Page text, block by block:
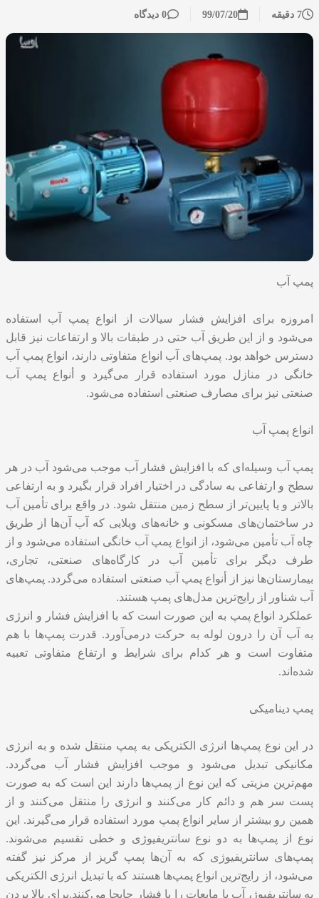
7 دقیقه 99/07/20 0 دیدگاه
پمپ آب
امروزه برای افزایش فشار سیالات از انواع پمپ آب استفاده
می‌شود و از این طریق آب حتی در طبقات بالا و ارتفاعات نیز قابل
دسترس خواهد بود. پمپ‌های آب انواع متفاوتی دارند، انواع پمپ آب
خانگی در منازل مورد استفاده قرار می‌گیرد و أنواع پمپ آب
صنعتی نیز برای مصارف صنعتی استفاده می‌شود.
انواع پمپ آب
پمپ آب وسیله‌ای که با افزایش فشار آب موجب می‌شود آب در هر
سطح و ارتفاعی به سادگی در اختیار افراد قرار بگیرد و به ارتفاعی
بالاتر و یا پایین‌تر از سطح زمین منتقل شود. در واقع برای تأمین آب
در ساختمان‌های مسکونی و خانه‌های ویلایی که آب آن‌ها از طریق
چاه آب تأمین می‌شود، از انواع پمپ آب خانگی استفاده می‌شود و از
طرف دیگر برای تأمین آب در کارگاه‌های صنعتی، تجاری،
بیمارستان‌ها نیز از أنواع پمپ آب صنعتی استفاده می‌گردد. پمپ‌های
آب شناور از رایج‌ترین مدل‌های پمپ هستند.
عملکرد انواع پمپ به این صورت است که با افزایش فشار و انرژی
به آب آن را درون لوله به حرکت درمی‌آورد. قدرت پمپ‌ها با هم
متفاوت است و هر کدام برای شرایط و ارتفاع متفاوتی تعبیه
شده‌اند.
پمپ دینامیکی
در این نوع پمپ‌ها انرژی الکتریکی به پمپ منتقل شده و به انرژی
مکانیکی تبدیل می‌شود و موجب افزایش فشار آب می‌گردد.
مهم‌ترین مزیتی که این نوع از پمپ‌ها دارند این است که به صورت
پست سر هم و دائم کار می‌کنند و انرژی را منتقل می‌کنند و از
همین رو بیشتر از سایر انواع پمپ مورد استفاده قرار می‌گیرند. این
نوع از پمپ‌ها به دو نوع سانتریفیوژی و خطی تقسیم می‌شوند.
پمپ‌های سانتریفیوژی که به آن‌ها پمپ گریز از مرکز نیز گفته
می‌شود، از رایج‌ترین انواع پمپ‌ها هستند که با تبدیل انرژی الکتریکی
به سانتریفیوژ، آب یا مایعات را با فشار جابجا می‌کنند.برای بالا بردن